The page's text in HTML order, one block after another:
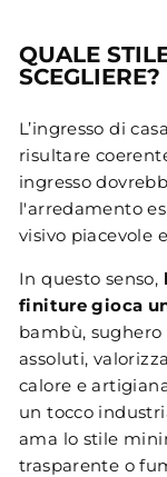
QUALE
SCEGLIERE?
L’ingresso di
risultare
ingresso
l'arredamento
visivo piacevole
In questo senso,
finiture gioca
bambù,
assoluti,
calore e
un tocco
ama lo stile
trasparente o